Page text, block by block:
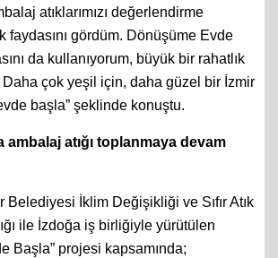
atıklarımızı değerlendirme
faydasını gördüm. Dönüşüme Evde
da kullanıyorum, büyük bir rahatlık
çok yeşil için, daha güzel bir İzmir
başla” şeklinde konuştu.
ambalaj atığı toplanmaya devam
Belediyesi İklim Değişikliği ve Sıfır Atık
ile İzdoğa iş birliğiyle yürütülen
Başla” projesi kapsamında;